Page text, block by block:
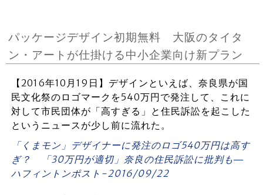
パッケージデザイン初期無料 大阪のタイタ
ン・アートが仕掛ける中小企業向け新プラン
【2016年10月19日】デザインといえば、奈良県が国
民文化祭のロゴマークを540万円で発注して、これに
対して市民団体が「高すぎる」と住民訴訟を起こした
というニュースが少し前に流れた。
「くまモン」デザイナーに発注のロゴ540万円は高す
ぎ？ 「30万円が適切」奈良の住民訴訟に批判も―
ハフィントンポスト-2016/09/22